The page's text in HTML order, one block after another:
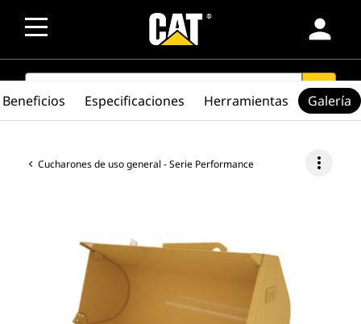
person
SEARCH search
Cucharones de uso general - Serie Performance more_vert
Beneficios Especificaciones Herramientas Galería